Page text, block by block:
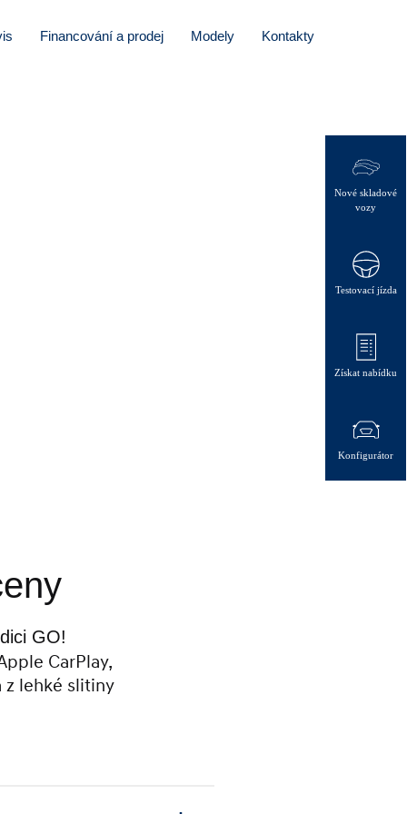
Financování a prodej Modely Kontakty
Nové skladové
vozy
Testovací jízda
Získat nabídku
Konfigurátor
GO!
CarPlay,
z lehké slitiny